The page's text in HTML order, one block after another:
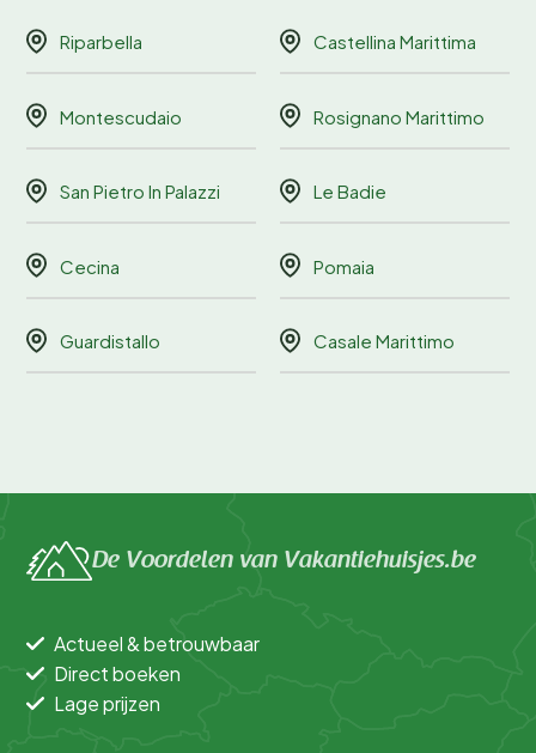
Riparbella Castellina Marittima
Montescudaio Rosignano Marittimo
San Pietro In Palazzi Le Badie
Cecina Pomaia
Guardistallo Casale Marittimo
De Voordelen van Vakantiehuisjes.be
Actueel & betrouwbaar
Direct boeken
Lage prijzen